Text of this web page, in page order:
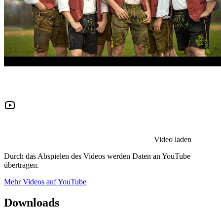
Video laden
Durch das Abspielen des Videos werden Daten an YouTube
übertragen.
Mehr Videos auf YouTube
Downloads